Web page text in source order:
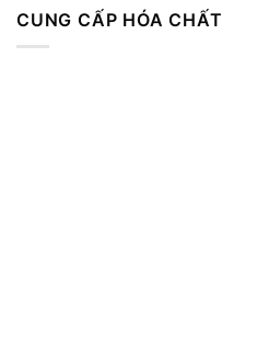
CUNG CẤP HÓA CHẤT